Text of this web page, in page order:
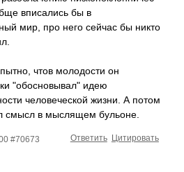
вписались бы в
мир, про него сейчас бы никто
чтов молодости он
"обосновывал" идею
человеческой жизни. А потом
смысл в мыслящем бульоне.
#70673 Цитировать
Ответить